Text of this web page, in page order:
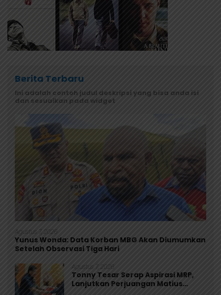
Berita Terbaru
Ini adalah contoh judul deskripsi yang bisa anda isi
dan sesuaikan pada widget
Agustus 7, 2026
Yunus Wonda: Data Korban MBG Akan Diumumkan
Setelah Observasi Tiga Hari
Agustus 7, 2026
Tonny Tesar Serap Aspirasi MRP,
Lanjutkan Perjuangan Matius